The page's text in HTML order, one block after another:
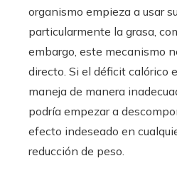
organismo empieza a usar
particularmente la grasa,
embargo, este mecanismo
directo. Si el déficit calórico
maneja de manera
podría empezar a
efecto indeseado en
reducción de peso.